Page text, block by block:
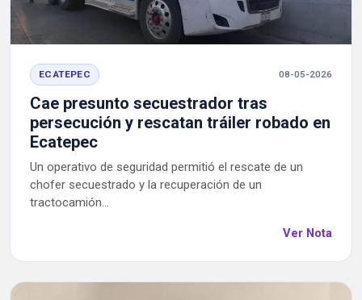
ECATEPEC 08-05-2026
Cae presunto secuestrador tras
persecución y rescatan tráiler robado en
Ecatepec
Un operativo de seguridad permitió el rescate de un
chofer secuestrado y la recuperación de un
tractocamión...
Ver Nota